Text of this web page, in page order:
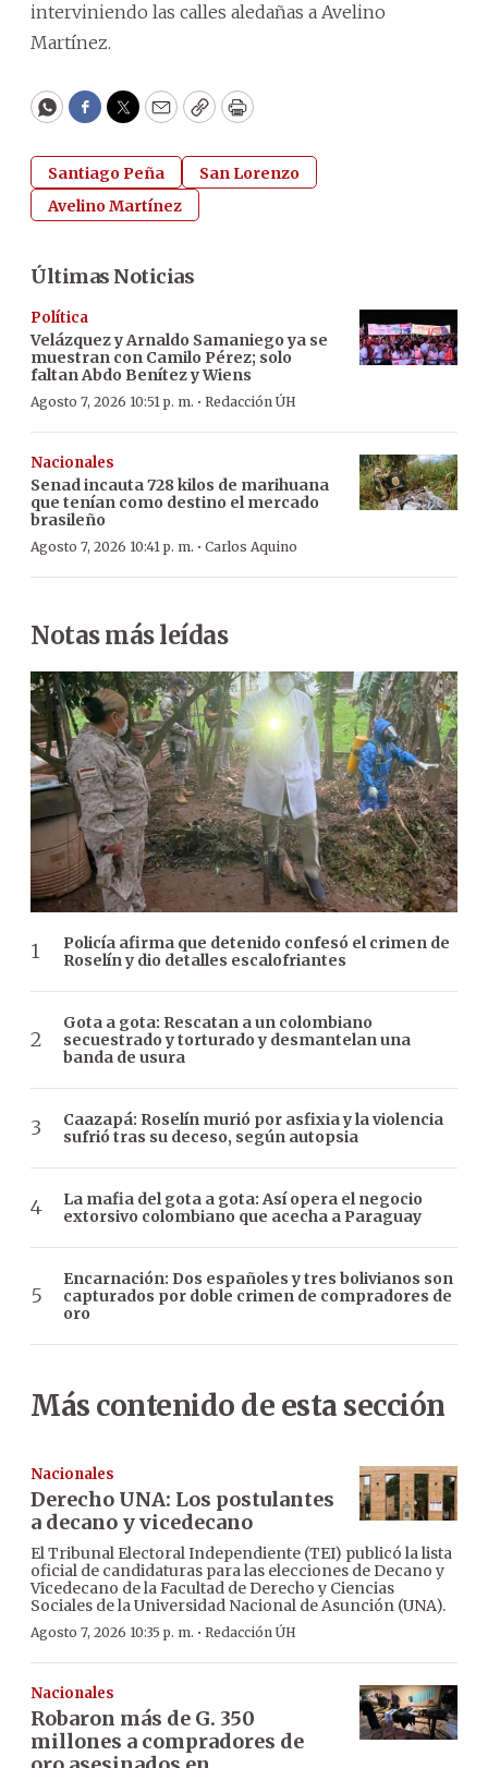
interviniendo las calles aledañas a Avelino
Martínez.
WhatsApp
Facebook
Twitter
EmailCopyPrint
Santiago Peña
San Lorenzo
Avelino Martínez
Últimas Noticias
Política
Velázquez y Arnaldo Samaniego ya se
muestran con Camilo Pérez; solo
faltan Abdo Benítez y Wiens
Agosto 7, 2026 10:51 p. m. · Redacción ÚH
Nacionales
Senad incauta 728 kilos de marihuana
que tenían como destino el mercado
brasileño
Agosto 7, 2026 10:41 p. m. · Carlos Aquino
Notas más leídas
Policía afirma que detenido confesó el crimen de
Roselín y dio detalles escalofriantes
Gota a gota: Rescatan a un colombiano
secuestrado y torturado y desmantelan una
banda de usura
Caazapá: Roselín murió por asfixia y la violencia
sufrió tras su deceso, según autopsia
La mafia del gota a gota: Así opera el negocio
extorsivo colombiano que acecha a Paraguay
Encarnación: Dos españoles y tres bolivianos son
capturados por doble crimen de compradores de
oro
Más contenido de esta sección
Nacionales
Derecho UNA: Los postulantes
a decano y vicedecano
El Tribunal Electoral Independiente (TEI) publicó la lista
oficial de candidaturas para las elecciones de Decano y
Vicedecano de la Facultad de Derecho y Ciencias
Sociales de la Universidad Nacional de Asunción (UNA).
Agosto 7, 2026 10:35 p. m. · Redacción ÚH
Nacionales
Robaron más de G. 350
millones a compradores de